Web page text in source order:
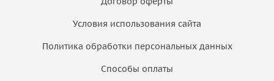
Условия использования сайта
Политика обработки персональных данных
Способы оплаты